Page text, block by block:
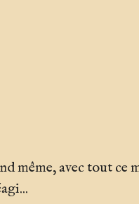
même, avec tout ce